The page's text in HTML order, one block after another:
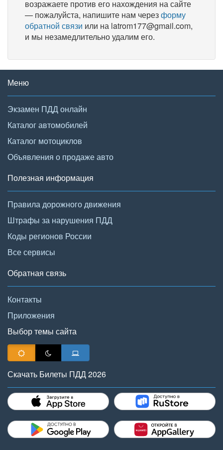
возражаете против его нахождения на сайте
— пожалуйста, напишите нам черезформу
обратной связи или на latrom177@gmail.com,
и мы незамедлительно удалим его.
Меню
Экзамен ПДД онлайн
Каталог автомобилей
Каталог мотоциклов
Объявления о продаже авто
Полезная информация
Правила дорожного движения
Штрафы за нарушения ПДД
Коды регионов России
Все сервисы
Обратная связь
Контакты
Приложения
Выбор темы сайта
Скачать Билеты ПДД 2026